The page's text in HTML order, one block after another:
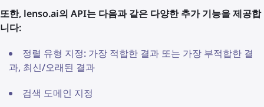
또한, lenso.ai의 API는 다음과 같은 다양한 추가 기능을 제공합
니다:
정렬 유형 지정: 가장 적합한 결과 또는 가장 부적합한 결
과, 최신/오래된 결과
검색 도메인 지정